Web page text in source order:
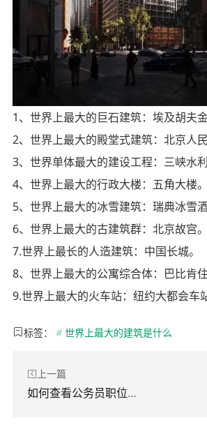
1、世界上最大的巨石建筑：埃及胡夫金
2、世界上最大的殿堂式建筑：北京人民
3、世界单体最大的建设工程：三峡水利
4、世界上最大的行政大楼：五角大楼。
5、世界上最大的冰雪建筑：瑞典冰雪酒
6、世界上最大的古建筑群：北京故宫。
7.世界上最长的人造建筑：中国长城。
8、世界上最大的公寓综合体：巴比肯住
9.世界上最大的火车站：纽约大都会车
标签： # 世界上最大的建筑是什么
上一篇
如何查看公务员职位报考人数